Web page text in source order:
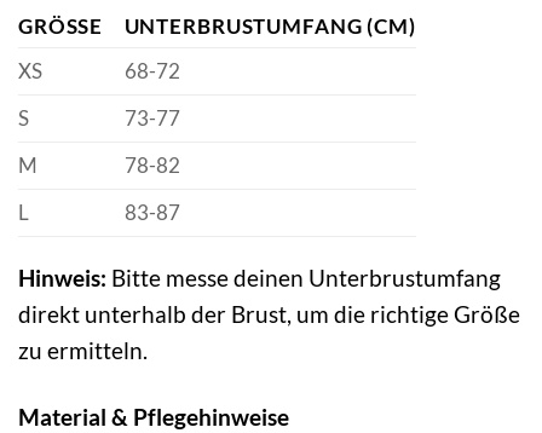
GRÖSSE
UNTERBRUSTUMFANG (CM)
XS
68-72
S
73-77
M
78-82
L
83-87
Hinweis: Bitte messe deinen Unterbrustumfang
direkt unterhalb der Brust, um die richtige Größe
zu ermitteln.
Material & Pflegehinweise